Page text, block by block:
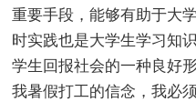
重要手段，能够有助于大
时实践也是大学生学习知
学生回报社会的一种良好
我暑假打工的信念，我必